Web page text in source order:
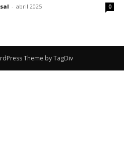
- abril 2025 0
Theme by TagDiv